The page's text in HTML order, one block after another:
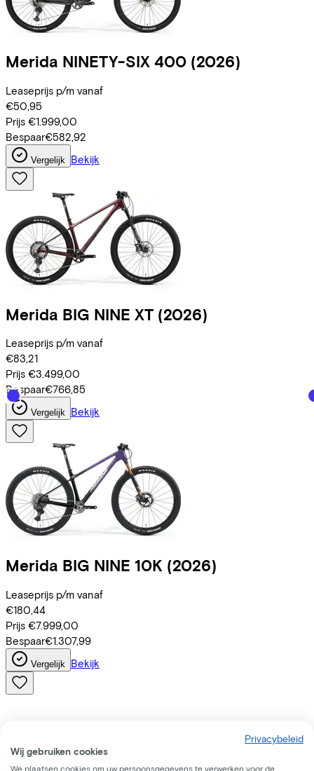
Merida NINETY-SIX 400 (2026)
Leaseprijs p/m vanaf
€50,95
Prijs €1.999,00
Bespaar€582,92
Vergelijk Bekijk
Merida BIG NINE XT (2026)
Leaseprijs p/m vanaf
€83,21
Prijs €3.499,00
Bespaar€766,85
Vergelijk Bekijk
Merida BIG NINE 10K (2026)
Leaseprijs p/m vanaf
€180,44
Prijs €7.999,00
Bespaar€1.307,99
Vergelijk Bekijk
Privacybeleid
Wij gebruiken cookies
We plaatsen cookies om uw persoonsgegevens te verwerken voor de